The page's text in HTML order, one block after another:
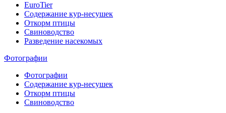
EuroTier
Содержание кур-несушек
Откорм птицы
Свиноводство
Разведение насекомых
Фотографии
Фотографии
Содержание кур-несушек
Откорм птицы
Свиноводство